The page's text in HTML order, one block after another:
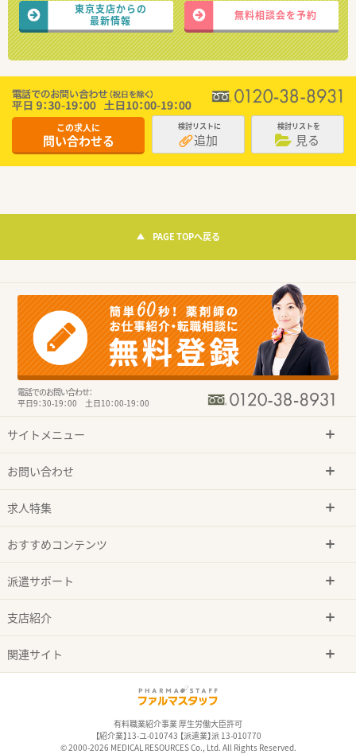
東京支店からの
最新情報
無料相談会を予約
この求人に
問い合わせる
検討リストに
追加
検討リストを
見る
PAGE TOPへ戻る
電話でのお問い合わせ：
平日9：30-19：00 土日10：00-19：00
サイトメニュー
お問い合わせ
求人特集
おすすめコンテンツ
派遣サポート
支店紹介
関連サイト
有料職業紹介事業 厚生労働大臣許可
【紹介業】13-ユ-010743 【派遣業】派 13-010770
© 2000-2026 MEDICAL RESOURCES Co., Ltd. All Rights Reserved.